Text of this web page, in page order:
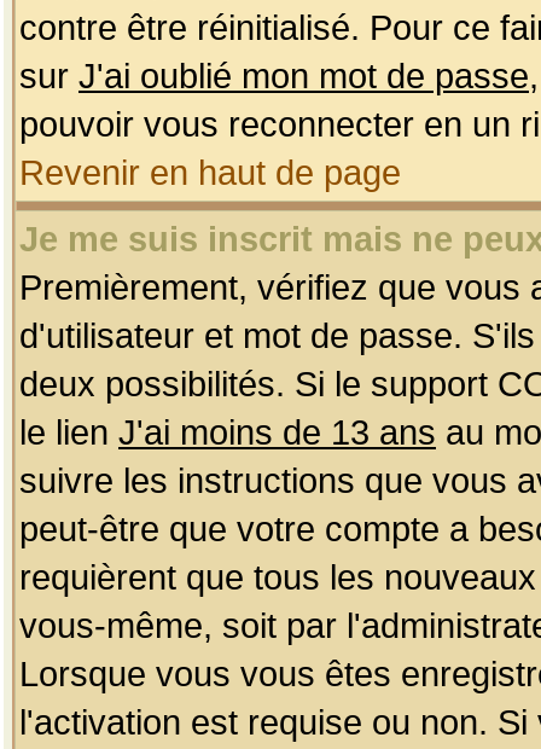
contre être réinitialisé. Pour ce
sur J'ai oublié mon mot de passe
pouvoir vous reconnecter en un
Revenir en haut de page
Je me suis inscrit mais ne
Premièrement, vérifiez que
d'utilisateur et mot de passe.
deux possibilités. Si le support
le lien J'ai moins de 13 ans au
suivre les instructions que vous
peut-être que votre compte a
requièrent que tous les
vous-même, soit par
Lorsque vous vous êtes
l'activation est requise ou non.